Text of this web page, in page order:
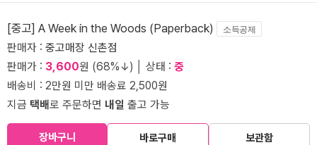
[중고] A Week in the Woods (Paperback) 소득공제
판매자 : 중고매장 신촌점
판매가 : 3,600원 (68%↓) │ 상태 : 중
배송비 : 2만원 미만 배송료 2,500원
지금 택배로 주문하면 내일 출고 가능
장바구니 바로구매 보관함